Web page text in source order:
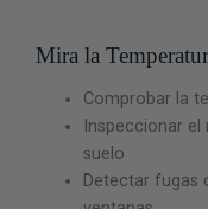
Mira la
Comprobar la
Inspeccionar
suelo
Detectar fugas